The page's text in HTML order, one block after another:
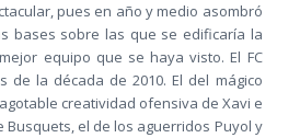
pues en año y medio asombró
bases sobre las que se edificaría la
equipo que se haya visto. El FC
de la década de 2010. El del mágico
creatividad ofensiva de Xavi e
Busquets, el de los aguerridos Puyol y